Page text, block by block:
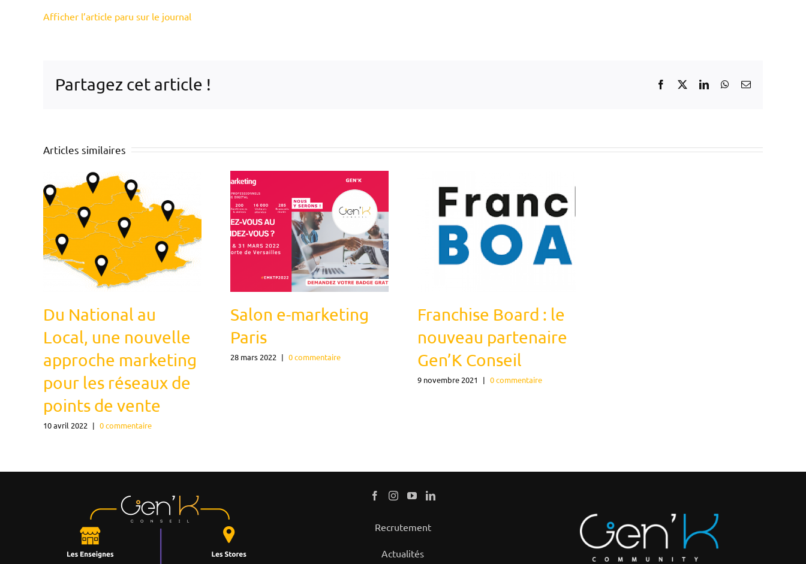
Afficher l’article paru sur le journal
Partagez cet article ! Facebook LinkedInWhatsApp
Email
Articles similaires
Du National au
Local, une nouvelle
approche marketing
pour les réseaux de
points de vente
10 avril 2022 | 0 commentaire
Salon e-marketing
Paris
28 mars 2022 | 0 commentaire
Franchise Board : le
nouveau partenaire
Gen’K Conseil
9 novembre 2021 | 0 commentaire
Recrutement
Actualités